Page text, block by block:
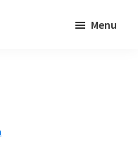
Menu